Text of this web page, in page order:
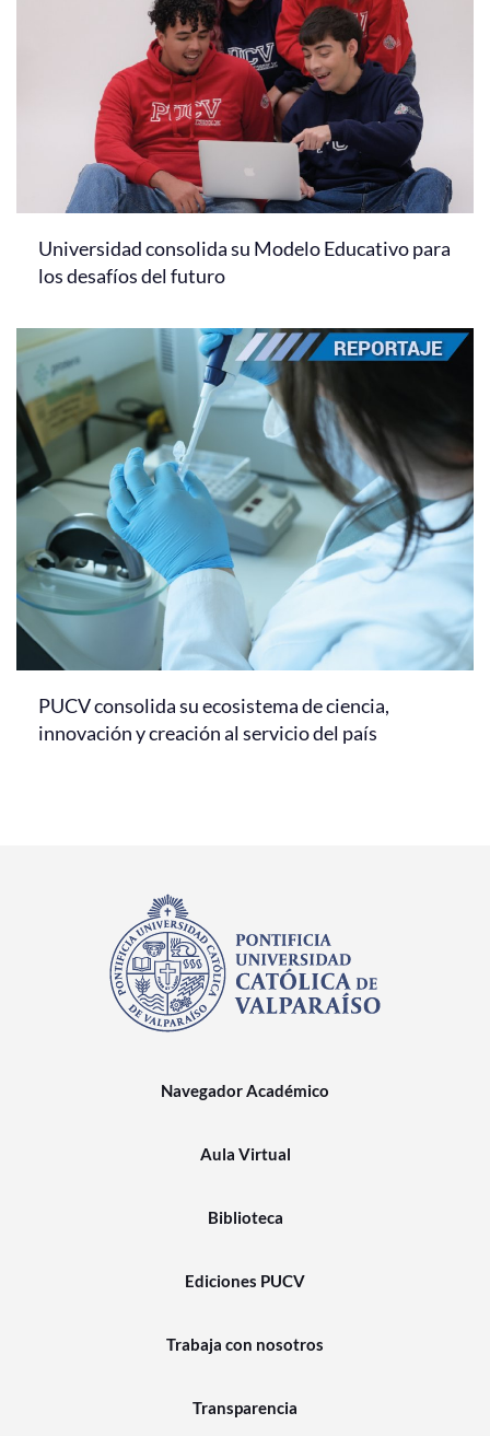
Universidad consolida su Modelo Educativo para
los desafíos del futuro
PUCV consolida su ecosistema de ciencia,
innovación y creación al servicio del país
Navegador Académico
Aula Virtual
Biblioteca
Ediciones PUCV
Trabaja con nosotros
Transparencia